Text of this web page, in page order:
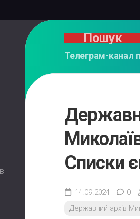
Пошук
Телеграм-канал
Списки
14.09.2024 0
Державний архів